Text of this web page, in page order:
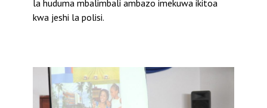
la huduma mbalimbali ambazo imekuwa ikitoa
kwa jeshi la polisi.